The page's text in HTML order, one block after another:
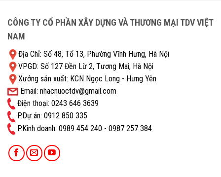
CÔNG TY CỔ PHẦN XÂY DỰNG VÀ THƯƠNG MẠI TDV VIỆT
NAM
Địa Chỉ: Số 48, Tổ 13, Phường Vĩnh Hưng, Hà Nội
VPGD: Số 127 Đền Lừ 2, Tương Mai, Hà Nội
Xưởng sản xuất: KCN Ngọc Long - Hưng Yên
Email: nhacnuoctdv@gmail.com
Điện thoại: 0243 646 3639
P.Dự án: 0912 850 335
P.Kinh doanh: ‭0989 454 240 - 0987 257 384